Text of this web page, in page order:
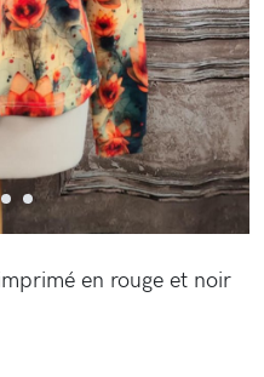
en rouge et noir